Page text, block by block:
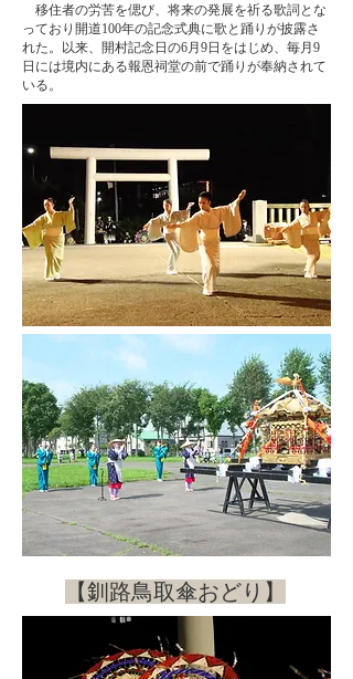
​ 移住者の労苦を偲び、将来の発展を祈る歌詞とな
っており開道100年の記念式典に歌と踊りが披露さ
れた。以来、開村記念日の6月9日をはじめ、毎月9
日には境内にある報恩祠堂の前で踊りが奉納されて
いる。
​【釧路鳥取傘おどり】